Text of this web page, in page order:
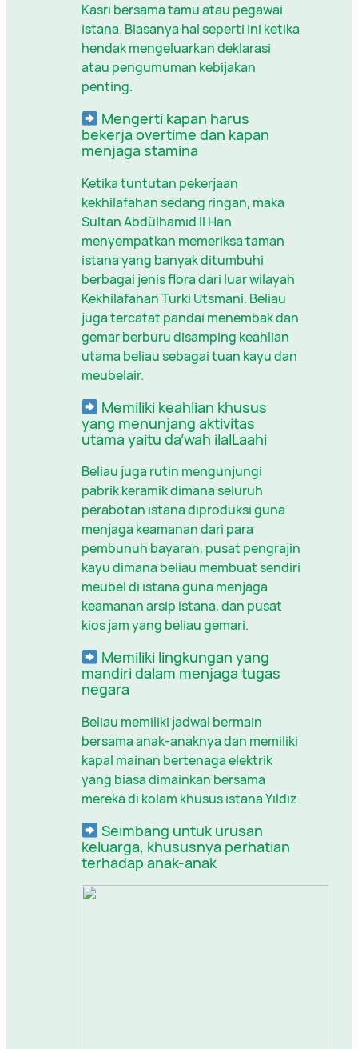
Kasrı bersama tamu atau pegawai
istana. Biasanya hal seperti ini ketika
hendak mengeluarkan deklarasi
atau pengumuman kebijakan
penting.
Mengerti kapan harus
bekerja overtime dan kapan
menjaga stamina
Ketika tuntutan pekerjaan
kekhilafahan sedang ringan, maka
Sultan Abdülhamid II Han
menyempatkan memeriksa taman
istana yang banyak ditumbuhi
berbagai jenis flora dari luar wilayah
Kekhilafahan Turki Utsmani. Beliau
juga tercatat pandai menembak dan
gemar berburu disamping keahlian
utama beliau sebagai tuan kayu dan
meubelair.
Memiliki keahlian khusus
yang menunjang aktivitas
utama yaitu da’wah ilalLaahi
Beliau juga rutin mengunjungi
pabrik keramik dimana seluruh
perabotan istana diproduksi guna
menjaga keamanan dari para
pembunuh bayaran, pusat pengrajin
kayu dimana beliau membuat sendiri
meubel di istana guna menjaga
keamanan arsip istana, dan pusat
kios jam yang beliau gemari.
Memiliki lingkungan yang
mandiri dalam menjaga tugas
negara
Beliau memiliki jadwal bermain
bersama anak-anaknya dan memiliki
kapal mainan bertenaga elektrik
yang biasa dimainkan bersama
mereka di kolam khusus istana Yıldız.
Seimbang untuk urusan
keluarga, khususnya perhatian
terhadap anak-anak